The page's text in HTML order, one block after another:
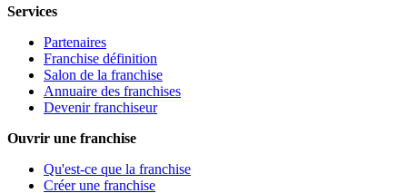
Services
Partenaires
Franchise définition
Salon de la franchise
Annuaire des franchises
Devenir franchiseur
Ouvrir une franchise
Qu'est-ce que la franchise
Créer une franchise